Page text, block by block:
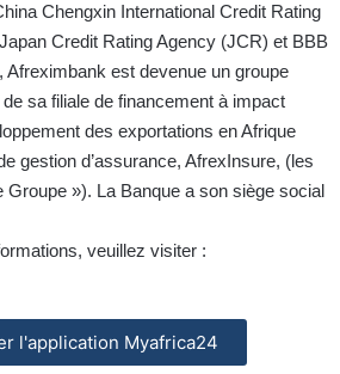
Chengxin International Credit Rating
Credit Rating Agency (JCR) et BBB
Afreximbank est devenue un groupe
sa filiale de financement à impact
des exportations en Afrique
gestion d’assurance, AfrexInsure, (les
Groupe »). La Banque a son siège social
veuillez visiter :
l'application Myafrica24